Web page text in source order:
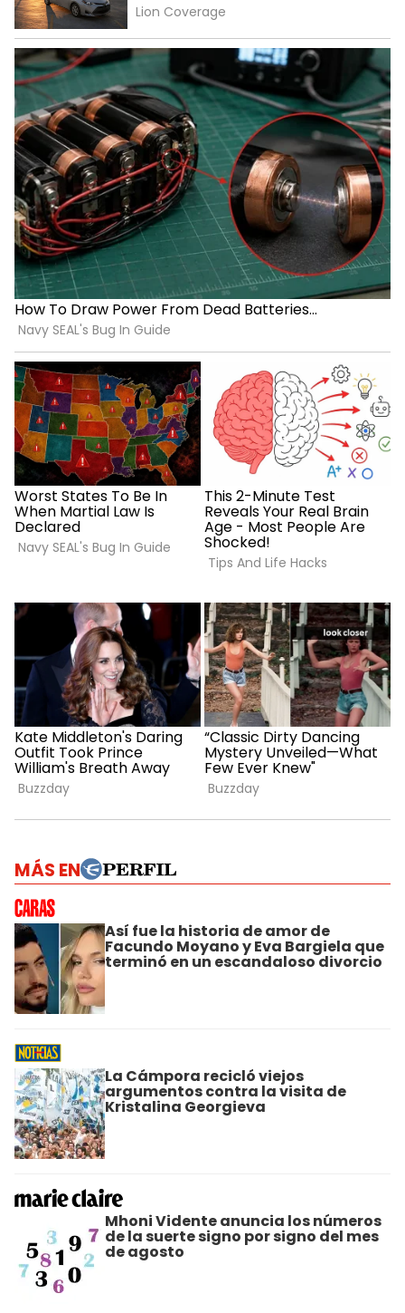
MÁS EN
Así fue la historia de amor de
Facundo Moyano y Eva Bargiela que
terminó en un escandaloso divorcio
La Cámpora recicló viejos
argumentos contra la visita de
Kristalina Georgieva
Mhoni Vidente anuncia los números
de la suerte signo por signo del mes
de agosto